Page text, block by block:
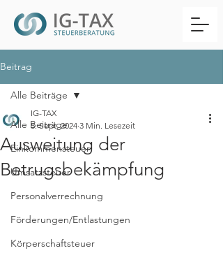
Beitrag
Alle Beiträge
Einkommensteuer
Umsatzsteuer
Personalverrechnung
Förderungen/Entlastungen
Körperschaftsteuer
Alle Beiträge
Ausweitung der
Betrugsbekämpfung
IG-TAX
5. Sept. 2024 3 Min. Lesezeit